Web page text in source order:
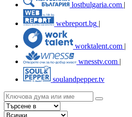
lostbulgaria.com |
webreport.bg
worktalent.com |
wnesstv.com |
soulandpepper.tv